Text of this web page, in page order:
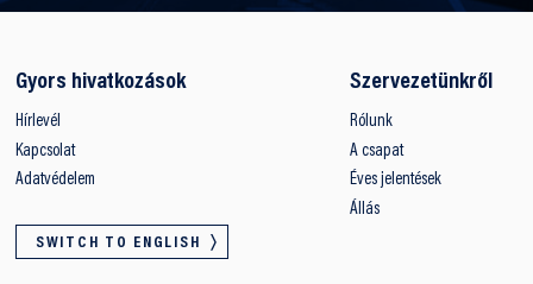
Gyors hivatkozások
Hírlevél
Kapcsolat
Adatvédelem
SWITCH TO ENGLISH
Szervezetünkről
Rólunk
A csapat
Éves jelentések
Állás